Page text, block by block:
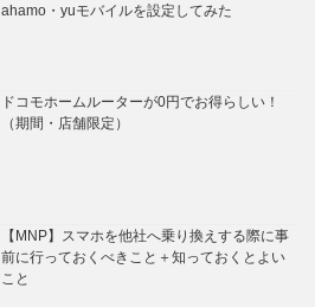
ahamo・yuモバイルを設定してみた
ドコモホームルーターが0円でお得らしい！
（期間・店舗限定）
【MNP】スマホを他社へ乗り換えする際に事
前に行っておくべきこと＋知っておくとよい
こと